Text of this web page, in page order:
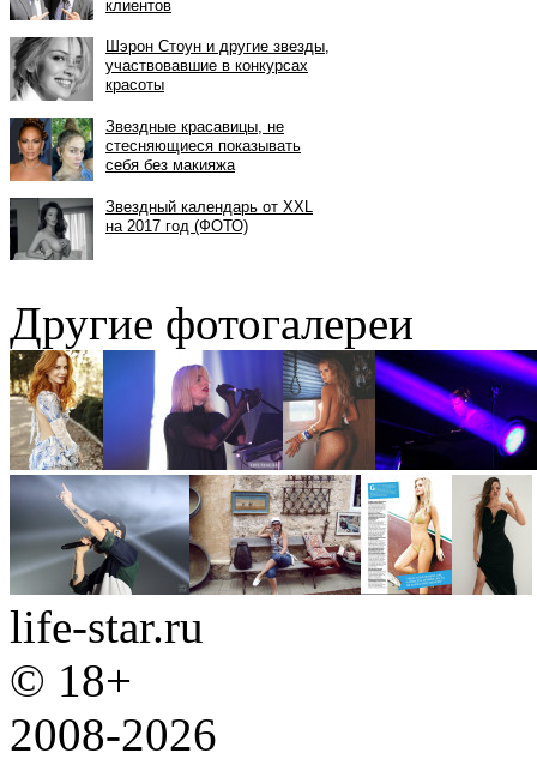
Другие фотогалереи
life-star.ru
© 18+
2008-2026